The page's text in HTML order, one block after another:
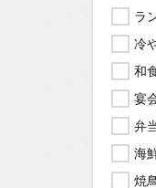
ラ
冷
和
宴
弁
海
焼